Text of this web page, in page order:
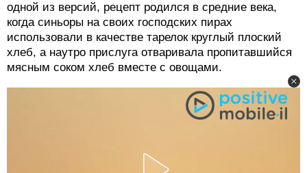
одной из версий, рецепт родился в средние века,
когда синьоры на своих господских пирах
использовали в качестве тарелок круглый плоский
хлеб, а наутро прислуга отваривала пропитавшийся
мясным соком хлеб вместе с овощами.